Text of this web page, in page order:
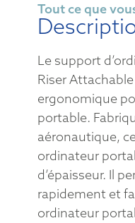
Tout ce que
Le support
Riser
ergonomique
portable.
aéronautique,
ordinateur
d’épaisseur. Il
rapidement et
ordinateur